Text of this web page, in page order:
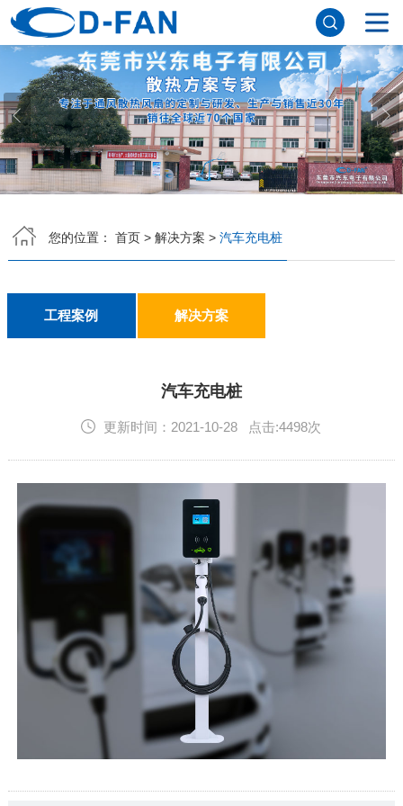
网站首页
关于91免费版下载网站
公司简介
董事长寄语
发展历程
公司优势
企业文化
荣誉资质
企业风采
仪器设备
视频中心
产品中心
应用案例
工程案例
解决方案
公司新闻
行业资讯
常见问题
您的位置： 首页> 解决方案 > 汽车充电桩
工程案例 解决方案
汽车充电桩
更新时间：2021-10-28 点击:4498次